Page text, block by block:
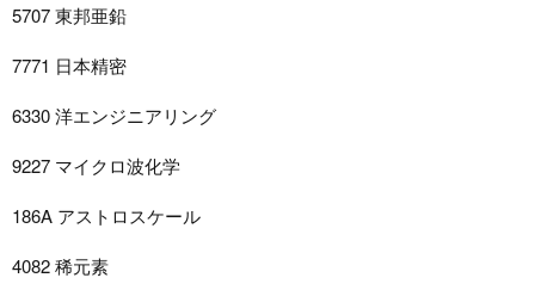
5707 東邦亜鉛
7771 日本精密
6330 洋エンジニアリング
9227 マイクロ波化学
186A アストロスケール
4082 稀元素